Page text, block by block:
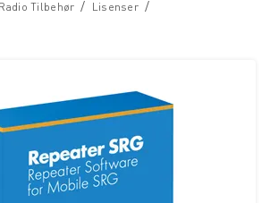
/
Radio Tilbehør /
Lisenser